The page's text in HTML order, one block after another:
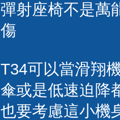
彈射座椅不是萬
傷
T34可以當滑翔
傘或是低速迫降
也要考慮這小機